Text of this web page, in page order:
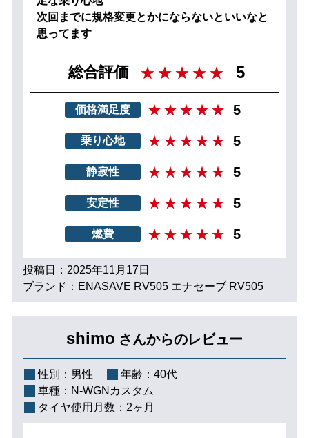
次回までに規格変更とかにならないといいなと
思ってます
総合評価 5
価格満足度 5
乗り心地 5
静寂性 5
安定性 5
燃費 5
投稿日：2025年11月17日
ブランド：ENASAVE RV505 エナセーブ RV505
shimo さんからのレビュー
性別： 男性 年齢： 40代
車種： N-WGNカスタム
タイヤ使用月数： 2ヶ月